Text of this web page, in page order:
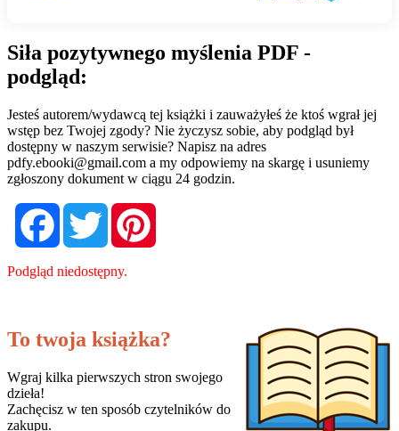
Siła pozytywnego myślenia PDF -
podgląd:
Jesteś autorem/wydawcą tej książki i zauważyłeś że ktoś wgrał jej
wstęp bez Twojej zgody? Nie życzysz sobie, aby podgląd był
dostępny w naszym serwisie? Napisz na adres
pdfy.ebooki@gmail.com a my odpowiemy na skargę i usuniemy
zgłoszony dokument w ciągu 24 godzin.
FacebookTwitter
Podgląd niedostępny.
To twoja książka?
Wgraj kilka pierwszych stron swojego
dzieła!
Zachęcisz w ten sposób czytelników do
zakupu.